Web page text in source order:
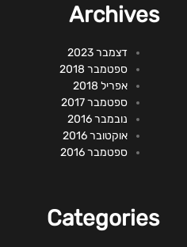
Archives
דצמבר 2023
ספטמבר 2018
אפריל 2018
ספטמבר 2017
נובמבר 2016
אוקטובר 2016
ספטמבר 2016
Categories